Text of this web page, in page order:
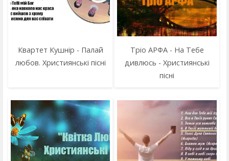
Квартет Кушнiр - Палай
любов. Християнські пісні
Тріо АРФА - На Тебе
дивлюсь - Християнські
пісні